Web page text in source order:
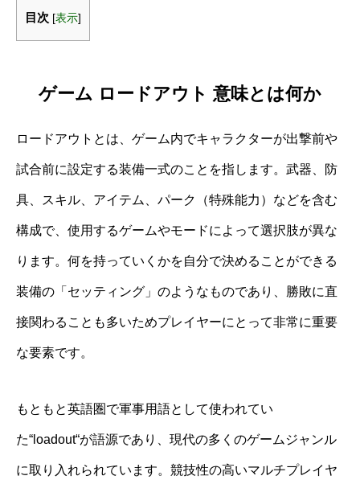
目次 [表示]
ゲーム ロードアウト 意味とは何か
ロードアウトとは、ゲーム内でキャラクターが出撃前や
試合前に設定する装備一式のことを指します。武器、防
具、スキル、アイテム、パーク（特殊能力）などを含む
構成で、使用するゲームやモードによって選択肢が異な
ります。何を持っていくかを自分で決めることができる
装備の「セッティング」のようなものであり、勝敗に直
接関わることも多いためプレイヤーにとって非常に重要
な要素です。
もともと英語圏で軍事用語として使われてい
た“loadout“が語源であり、現代の多くのゲームジャンル
に取り入れられています。競技性の高いマルチプレイヤ